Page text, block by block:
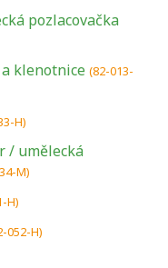
pozlacovačka
klenotnice (82-013-
H)
/ umělecká
M)
H)
052-H)kvalifikací.